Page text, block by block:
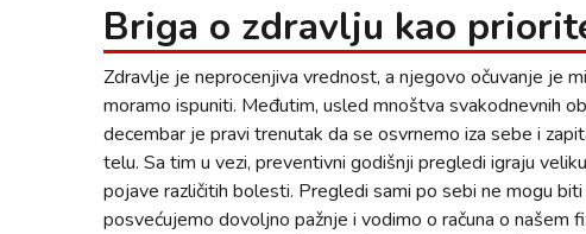
Briga o zdravlju kao
Zdravlje je neprocenjiva vrednost, a njegovo očuvanje je
moramo ispuniti. Međutim, usled mnoštva svakodnevnih
decembar je pravi trenutak da se osvrnemo iza sebe i
telu. Sa tim u vezi, preventivni godišnji pregledi igraju
pojave različitih bolesti. Pregledi sami po sebi ne mogu
posvećujemo dovoljno pažnje i vodimo o računa o našem